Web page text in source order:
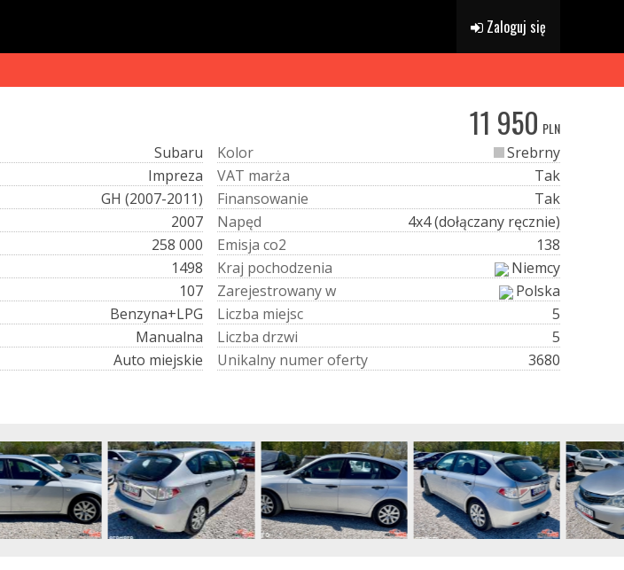
Zaloguj się
11 950 PLN
Subaru
Impreza
GH (2007-2011)
2007
258 000
1498
107
Benzyna+LPG
Manualna
Auto miejskie
Kolor
Srebrny
VAT marża
Tak
Finansowanie
Tak
Napęd
4x4 (dołączany ręcznie)
Emisja co2
138
Kraj pochodzenia
Niemcy
Zarejestrowanyw
Polska
Liczba miejsc
5
Liczba drzwi
5
Unikalny numeroferty 3680